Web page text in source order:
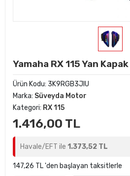
Yamaha RX 115 Yan
Ürün Kodu: 3K9RGB3JIU
Marka: Süveyda Motor
Kategori: RX 115
1.416,00 TL
Havale/EFT ile 1.373,52 TL
147,26 TL 'den başlayan taksitlerle